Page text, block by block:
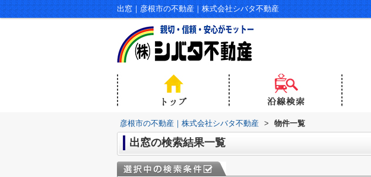
出窓｜彦根市の不動産｜株式会社シバタ不動産
彦根市の不動産｜株式会社シバタ不動産 > 物件一覧
出窓の検索結果一覧